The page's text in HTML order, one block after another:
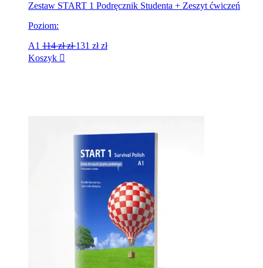
Zestaw START 1 Podręcznik Studenta + Zeszyt ćwiczeń
Poziom:
A1 114 złzł 131 złzł
Koszyk